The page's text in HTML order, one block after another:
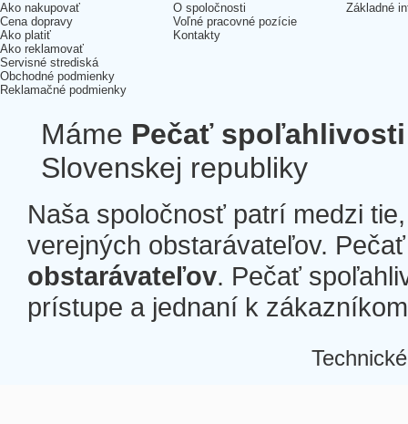
Ako nakupovať
Cena dopravy
Ako platiť
Ako reklamovať
Servisné strediská
Obchodné podmienky
Reklamačné podmienky
O spoločnosti
Voľné pracovné pozície
Kontakty
Základné
Máme Pečať spoľahlivosti
Slovenskej republiky
Naša spoločnosť patrí medzi
verejných obstarávateľov.
obstarávateľov. Pečať
prístupe a jednaní k